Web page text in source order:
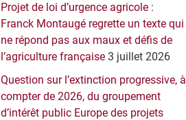
Projet de loi d’urgence agricole :
Franck Montaugé regrette un texte qui
ne répond pas aux maux et défis de
l’agriculture française 3 juillet 2026
Question sur l’extinction progressive, à
compter de 2026, du groupement
d’intérêt public Europe des projets